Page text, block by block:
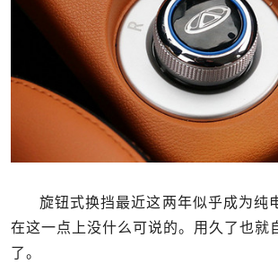
旋钮式换挡最近这两年似乎成为纯
在这一点上没什么可说的。用久了也就
了。